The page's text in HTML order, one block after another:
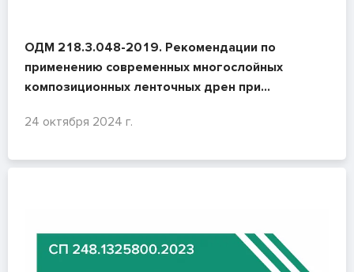
ОДМ 218.3.048-2019. Рекомендации по
применению современных многослойных
композиционных ленточных дрен при
24 октября 2024 г.